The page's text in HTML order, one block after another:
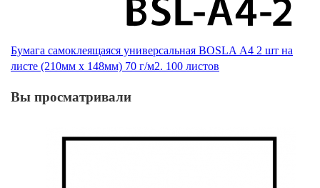
Бумага самоклеящаяся универсальная BOSLA А4 2 шт на
листе (210мм х 148мм) 70 г/м2. 100 листов
Вы просматривали